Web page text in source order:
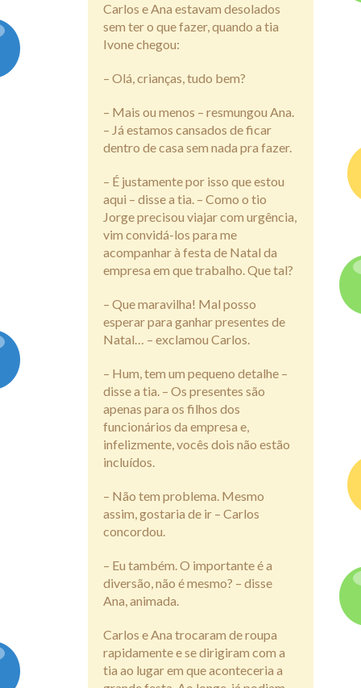
Carlos e Ana estavam desolados
sem ter o que fazer, quando a tia
Ivone chegou:
– Olá, crianças, tudo bem?
– Mais ou menos – resmungou Ana.
– Já estamos cansados de ficar
dentro de casa sem nada pra fazer.
– É justamente por isso que estou
aqui – disse a tia. – Como o tio
Jorge precisou viajar com urgência,
vim convidá-los para me
acompanhar à festa de Natal da
empresa em que trabalho. Que tal?
– Que maravilha! Mal posso
esperar para ganhar presentes de
Natal… – exclamou Carlos.
– Hum, tem um pequeno detalhe –
disse a tia. – Os presentes são
apenas para os filhos dos
funcionários da empresa e,
infelizmente, vocês dois não estão
incluídos.
– Não tem problema. Mesmo
assim, gostaria de ir – Carlos
concordou.
– Eu também. O importante é a
diversão, não é mesmo? – disse
Ana, animada.
Carlos e Ana trocaram de roupa
rapidamente e se dirigiram com a
tia ao lugar em que aconteceria a